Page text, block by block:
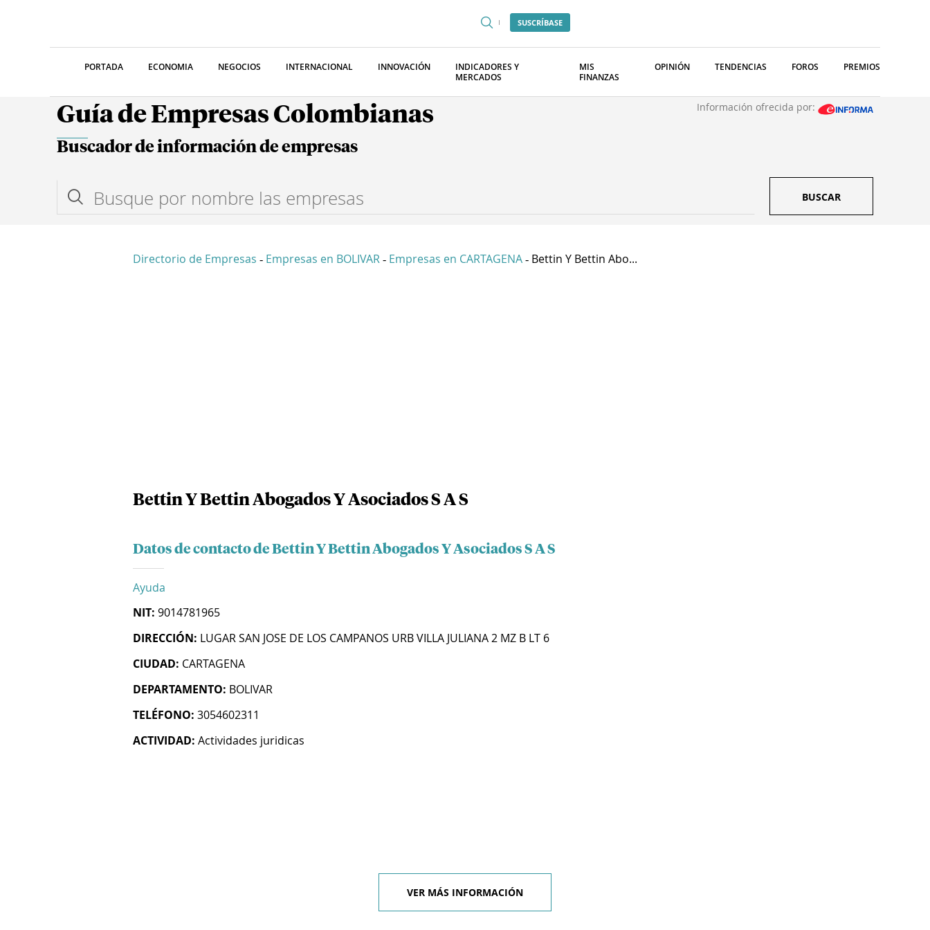
SUSCRÍBASE
PORTADA ECONOMIA NEGOCIOS INTERNACIONAL INNOVACIÓN
INDICADORES Y
MERCADOS
MIS
FINANZAS
OPINIÓN TENDENCIAS FOROS PREMIOS
Guía de Empresas Colombianas Información ofrecida por:
Buscador de información de empresas
BUSCAR
Directorio de Empresas - Empresas en BOLIVAR - Empresas en CARTAGENA - Bettin Y Bettin Abo...
Bettin Y Bettin Abogados Y Asociados S A S
Datos de contacto de Bettin Y Bettin Abogados Y Asociados S A S
Ayuda
NIT: 9014781965
DIRECCIÓN: LUGAR SAN JOSE DE LOS CAMPANOS URB VILLA JULIANA 2 MZ B LT 6
CIUDAD: CARTAGENA
DEPARTAMENTO: BOLIVAR
TELÉFONO: 3054602311
ACTIVIDAD: Actividades juridicas
VER MÁS INFORMACIÓN